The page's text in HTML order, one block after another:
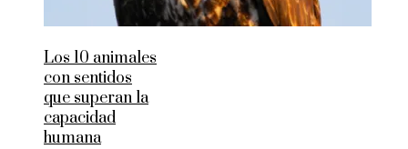
Los 10 animales
con sentidos
que superan la
capacidad
humana